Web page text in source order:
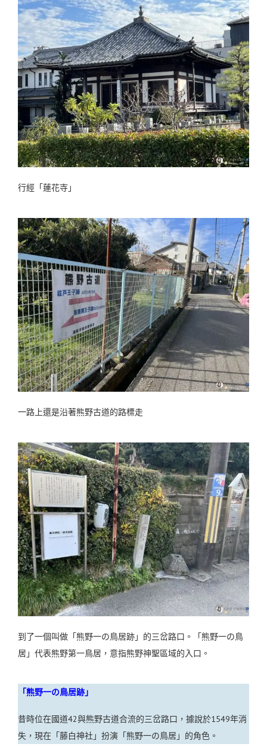
行經「蓮花寺」
一路上還是沿著熊野古道的路標走
到了一個叫做「熊野一の鳥居跡」的三岔路口。「熊野一の鳥
居」代表熊野第一鳥居，意指熊野神聖區域的入口。
「熊野一の鳥居跡」
昔時位在國道42與熊野古道合流的三岔路口，據說於1549年消
失，現在「藤白神社」扮演「熊野一の鳥居」的角色。